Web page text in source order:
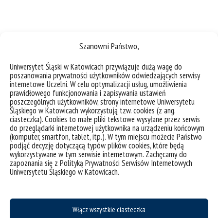
Szanowni Państwo,
Uniwersytet Śląski w Katowicach przywiązuje dużą wagę do
poszanowania prywatności użytkowników odwiedzających serwisy
internetowe Uczelni. W celu optymalizacji usług, umożliwienia
prawidłowego funkcjonowania i zapisywania ustawień
poszczególnych użytkowników, strony internetowe Uniwersytetu
Śląskiego w Katowicach wykorzystują tzw. cookies (z ang.
ciasteczka). Cookies to małe pliki tekstowe wysyłane przez serwis
do przeglądarki internetowej użytkownika na urządzeniu końcowym
(komputer, smartfon, tablet, itp.). W tym miejscu możecie Państwo
podjąć decyzję dotyczącą typów plików cookies, które będą
wykorzystywane w tym serwisie internetowym. Zachęcamy do
zapoznania się z Polityką Prywatności Serwisów Internetowych
Uniwersytetu Śląskiego w Katowicach.
Włącz wszystkie ciasteczka
kategorie:aktualności wiadomości
wydarzenia
tagi :erasmus+ mobilność praktyki stypendium wyjazd wymiana